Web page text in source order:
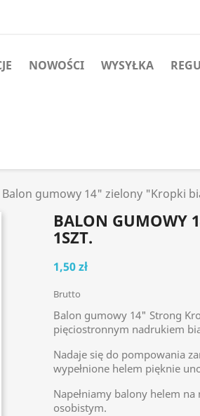
NOWOŚCI WYSYŁKA
Balon gumowy 14" zielony "Kropki
BALON GUMOWY
1SZT.
1,50 zł
Brutto
Balon gumowy 14" Strong
pięciostronnym nadrukiem
Nadaje się do pompowania
wypełnione helem pięknie
Napełniamy balony helem
osobistym.